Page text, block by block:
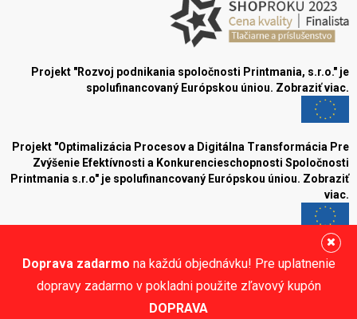
Doprava zadarmo na každú objednávku! Pre uplatnenie
dopravy zadarmo v pokladni použite zľavový kupón
DOPRAVA
Projekt "Rozvoj podnikania spoločnosti Printmania, s.r.o." je
spolufinancovaný Európskou úniou. Zobraziť viac.
Projekt "Optimalizácia Procesov a Digitálna Transformácia Pre
Zvýšenie Efektívnosti a Konkurencieschopnosti Spoločnosti
Printmania s.r.o" je spolufinancovaný Európskou úniou. Zobraziť
viac.
Blog